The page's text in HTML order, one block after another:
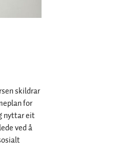
skildrar
for
nyttar eit
ved å